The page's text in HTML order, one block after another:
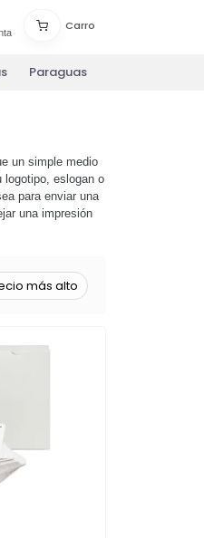
Carro
Paraguas
un simple medio
logotipo, eslogan o
para enviar una
una impresión
más alto